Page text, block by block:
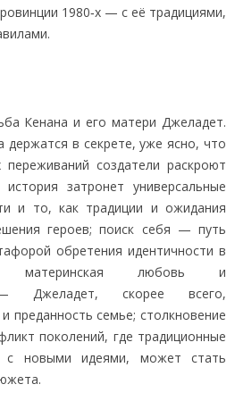
1980‑х — с её традициями,
Кенана и его матери Джеладет.
держатся в секрете, уже ясно, что
создатели раскроют
затронет универсальные
и то, как традиции и ожидания
героев; поиск себя — путь
обретения идентичности в
материнская любовь и
— Джеладет, скорее всего,
преданность семье; столкновение
поколений, где традиционные
с новыми идеями, может стать